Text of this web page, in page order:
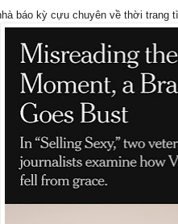
báo kỳ cựu chuyên về thời